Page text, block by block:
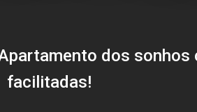
dos
facilitadas!